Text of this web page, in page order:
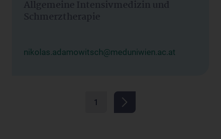
Allgemeine Intensivmedizin und
Schmerztherapie
nikolas.adamowitsch@meduniwien.ac.at
1